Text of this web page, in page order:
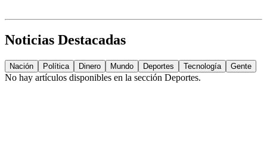
Noticias Destacadas
Nación Política Dinero Mundo Deportes Tecnología Gente
No hay artículos disponibles en la sección Deportes.